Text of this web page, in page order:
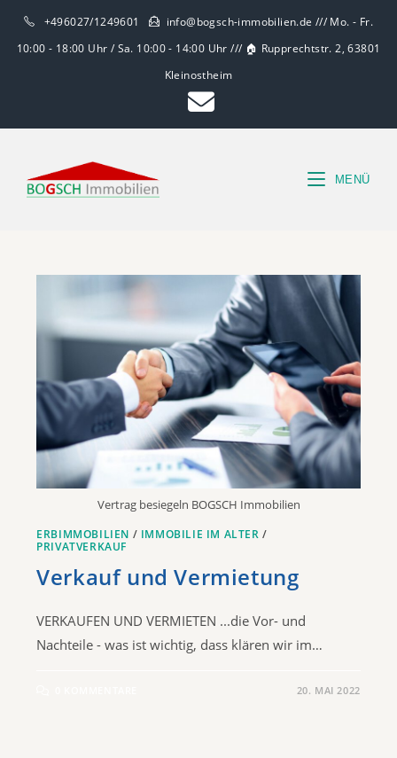
+496027/1249601
info@bogsch-immobilien.de /// Mo. - Fr.
10:00 - 18:00 Uhr / Sa. 10:00 - 14:00 Uhr /// 🏠 Rupprechtstr. 2, 63801
Kleinostheim
MENÜ
Vertrag besiegeln BOGSCH Immobilien
ERBIMMOBILIEN / IMMOBILIE IM ALTER /
PRIVATVERKAUF
Verkauf und Vermietung
VERKAUFEN UND VERMIETEN ...die Vor- und
Nachteile - was ist wichtig, dass klären wir im…
20. MAI 2022